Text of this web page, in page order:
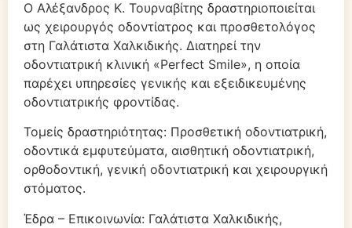
Ο Αλέξανδρος Κ. Τουρναβίτης δραστηριοποιείται
ως χειρουργός οδοντίατρος και προσθετολόγος
στη Γαλάτιστα Χαλκιδικής. Διατηρεί την
οδοντιατρική κλινική «Perfect Smile», η οποία
παρέχει υπηρεσίες γενικής και εξειδικευμένης
οδοντιατρικής φροντίδας.
Τομείς δραστηριότητας: Προσθετική οδοντιατρική,
οδοντικά εμφυτεύματα, αισθητική οδοντιατρική,
ορθοδοντική, γενική οδοντιατρική και χειρουργική
στόματος.
Έδρα – Επικοινωνία: Γαλάτιστα Χαλκιδικής,